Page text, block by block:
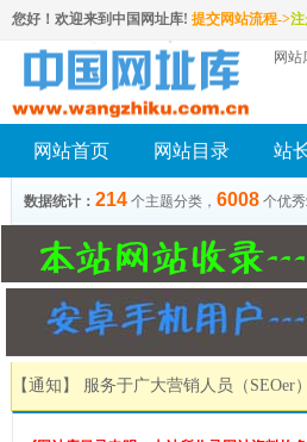
您好！欢迎来到中国网址库! 提交网站流程->注
网站
网站首页 网站目录 站
数据统计： 214 个主题分类， 6008 个优秀
【通知】 服务于广大营销人员（SEOer